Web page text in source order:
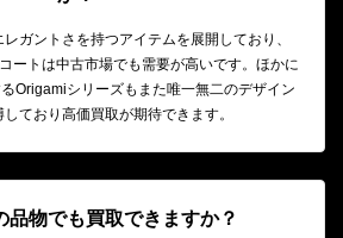
ガントさを持つアイテムを展開しており、
ートは中古市場でも需要が高いです。ほかに
Origamiシリーズもまた唯一無二のデザイン
ており高価買取が期待できます。
品物でも買取できますか？